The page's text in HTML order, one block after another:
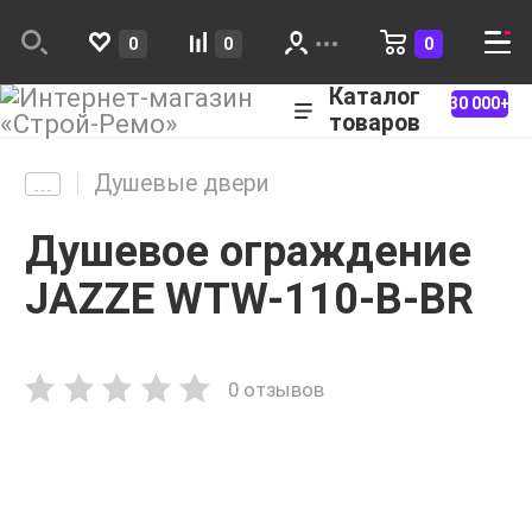
0 0 0
Каталог
товаров
30 000+
Душевые двери
Душевое ограждение
JAZZE WTW-110-B-BR
0 отзывов